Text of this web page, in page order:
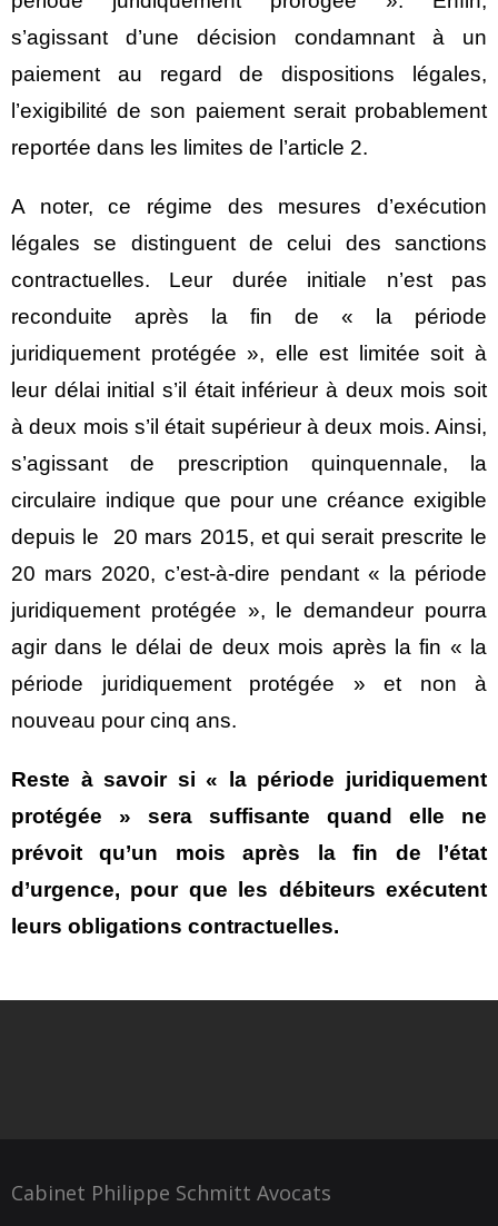
s’agissant d’une décision condamnant à un
paiement au regard de dispositions légales,
l’exigibilité de son paiement serait probablement
reportée dans les limites de l’article 2.
A noter, ce régime des mesures d’exécution
légales se distinguent de celui des sanctions
contractuelles. Leur durée initiale n’est pas
reconduite après la fin de « la période
juridiquement protégée », elle est limitée soit à
leur délai initial s’il était inférieur à deux mois soit
à deux mois s’il était supérieur à deux mois. Ainsi,
s’agissant de prescription quinquennale, la
circulaire indique que pour une créance exigible
depuis le 20 mars 2015, et qui serait prescrite le
20 mars 2020, c’est-à-dire pendant « la période
juridiquement protégée », le demandeur pourra
agir dans le délai de deux mois après la fin « la
période juridiquement protégée » et non à
nouveau pour cinq ans.
Reste à savoir si « la période juridiquement
protégée » sera suffisante quand elle ne
prévoit qu’un mois après la fin de l’état
d’urgence, pour que les débiteurs exécutent
leurs obligations contractuelles.
Cabinet Philippe Schmitt Avocats